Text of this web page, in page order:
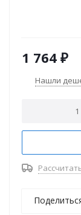
1 764 ₽
Нашли